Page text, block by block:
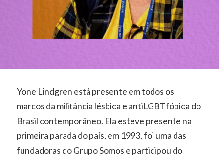
Yone Lindgren está presente em todos os
marcos da militância lésbica e antiLGBTfóbica do
Brasil contemporâneo. Ela esteve presente na
primeira parada do país, em 1993, foi uma das
fundadoras do Grupo Somos e participou do